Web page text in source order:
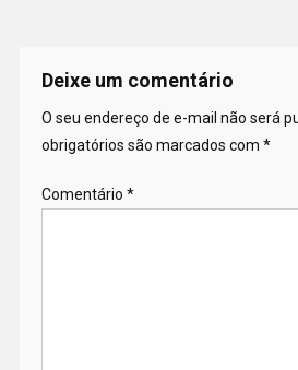
Deixe um comentário
O seu endereço de e-mail não será
obrigatórios são marcados com *
Comentário *